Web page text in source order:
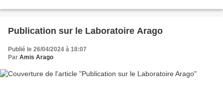
Publication sur le Laboratoire Arago
Publié le 26/04/2024 à 18:07
Par Amis Arago